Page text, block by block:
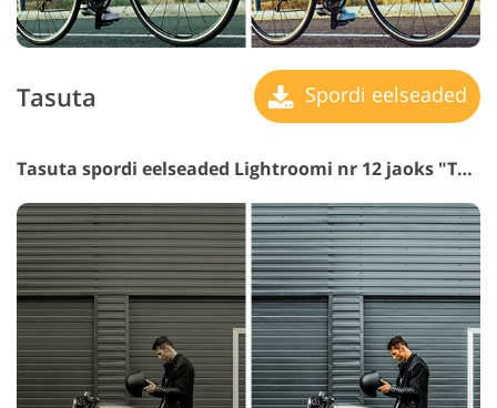
Tasuta Spordi eelseaded
Tasuta spordi eelseaded Lightroomi nr 12 jaoks "Teal"